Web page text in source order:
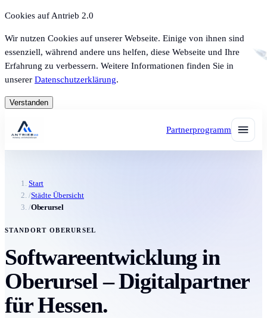
Cookies auf Antrieb 2.0
Wir nutzen Cookies auf unserer Webseite. Einige von ihnen sind
essenziell, während andere uns helfen, diese Webseite und Ihre
Erfahrung zu verbessern. Weitere Informationen finden Sie in
unserer Datenschutzerklärung.
Verstanden
Partnerprogramm
Start
/Städte Übersicht
/Oberursel
STANDORT OBERURSEL
Softwareentwicklung in
Oberursel – Digitalpartner
für Hessen.